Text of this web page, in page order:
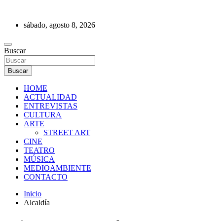
contenidosábado, agosto 8, 2026
REVISTA DE PRENSA
Buscar
Buscar
HOME
ACTUALIDAD
ENTREVISTAS
CULTURA
ARTE
STREET ART
CINE
TEATRO
MÚSICA
MEDIOAMBIENTE
CONTACTO
Inicio
Alcaldía